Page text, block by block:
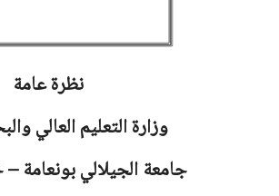
نظرة عامة
وزارة التعليم العالي
جامعةالجيلالي بونعامة